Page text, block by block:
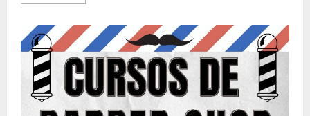
Material
del
Curso
Barberia